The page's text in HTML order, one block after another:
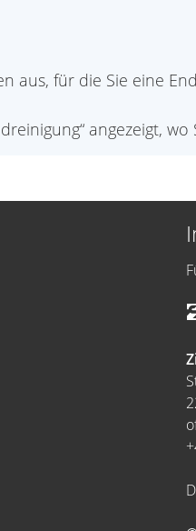
aus, für die Sie eine
angezeigt,